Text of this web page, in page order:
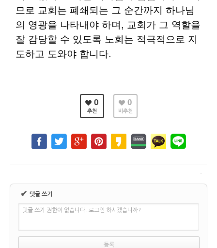
므로 교회는 폐쇄되는 그 순간까지 하나님
의 영광을 나타내야 하며 , 교회가 그 역할을
잘 감당할 수 있도록 노회는 적극적으로 지
도하고 도와야 합니다.
0
추천
0
비추천
✔ 댓글 쓰기
댓글 쓰기 권한이 없습니다. 로그인 하시겠습니까?